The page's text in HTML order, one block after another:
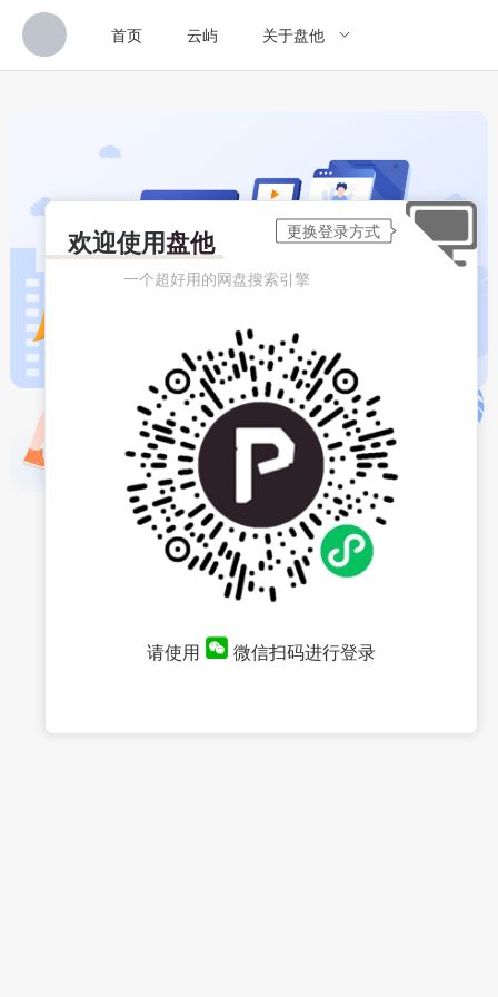
首页 云屿 关于盘他
欢迎使用盘他
一个超好用的网盘搜索引擎
请使用 微信扫码进行登录